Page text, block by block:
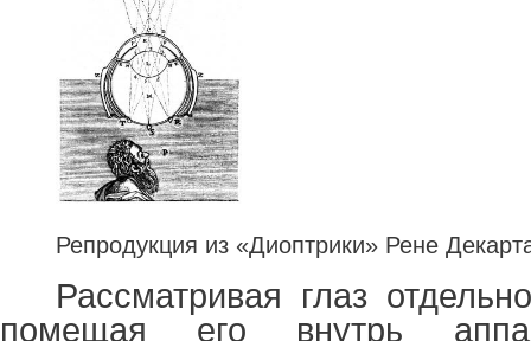
Репродукция из «Диоптрики» Рене
Рассматривая глаз
помещая его внутрь